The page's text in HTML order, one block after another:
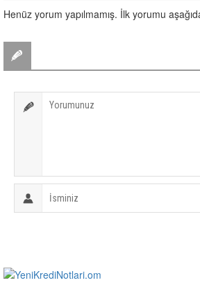
Henüz yorum yapılmamış. İlk yorumu